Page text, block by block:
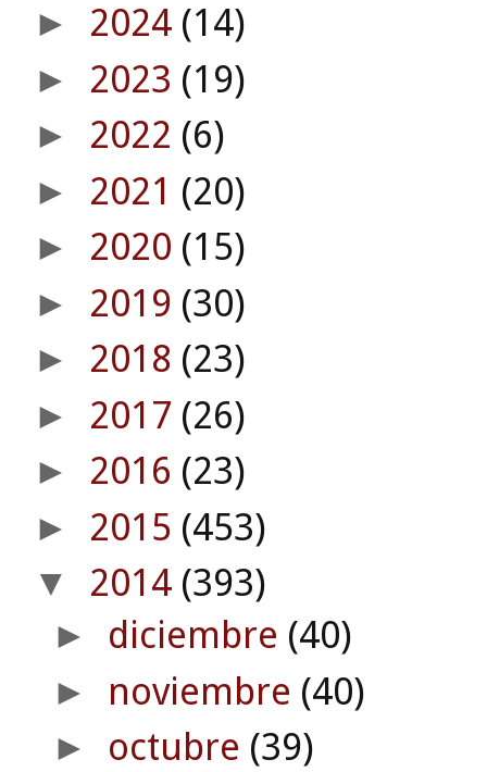
► 2024 (14)
► 2023 (19)
► 2022 (6)
► 2021 (20)
► 2020 (15)
► 2019 (30)
► 2018 (23)
► 2017 (26)
► 2016 (23)
► 2015 (453)
▼ 2014 (393)
► diciembre (40)
► noviembre (40)
► octubre (39)